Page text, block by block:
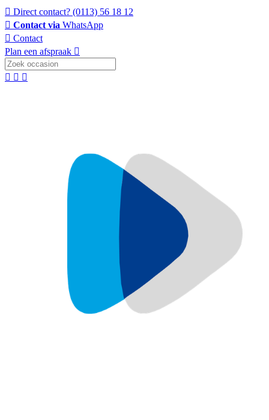
Direct contact? (0113) 56 18 12
Contact via WhatsApp
Contact
Plan een afspraak